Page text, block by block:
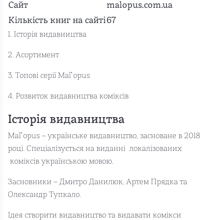
Сайт
malopus.com.ua
Кількість книг на сайті67
1. Історія видавництва
2. Асортимент
3. Топові серії Mal`opus
4. Розвиток видавництва коміксів
Історія видавництва
Mal`opus – українське видавництво, засноване в 2018
році. Спеціалізується на виданні локалізованих
коміксів українською мовою.
Засновники – Дмитро Данилюк, Артем Прядка та
Олександр Тупкало.
Ідея створити видавництво та видавати комікси